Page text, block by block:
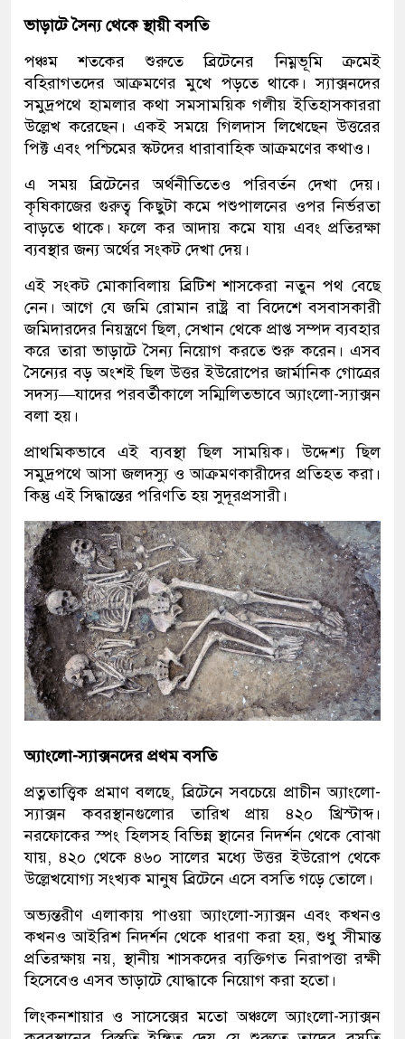
ভাড়াটে সৈন্য থেকে স্থায়ী বসতি
পঞ্চম শতকের শুরুতে ব্রিটেনের নিম্নভূমি ক্রমেই
বহিরাগতদের আক্রমণের মুখে পড়তে থাকে। স্যাক্সনদের
সমুদ্রপথে হামলার কথা সমসাময়িক গলীয় ইতিহাসকাররা
উল্লেখ করেছেন। একই সময়ে গিলদাস লিখেছেন উত্তরের
পিক্ট এবং পশ্চিমের স্কটদের ধারাবাহিক আক্রমণের কথাও।
এ সময় ব্রিটেনের অর্থনীতিতেও পরিবর্তন দেখা দেয়।
কৃষিকাজের গুরুত্ব কিছুটা কমে পশুপালনের ওপর নির্ভরতা
বাড়তে থাকে। ফলে কর আদায় কমে যায় এবং প্রতিরক্ষা
ব্যবস্থার জন্য অর্থের সংকট দেখা দেয়।
এই সংকট মোকাবিলায় ব্রিটিশ শাসকেরা নতুন পথ বেছে
নেন। আগে যে জমি রোমান রাষ্ট্র বা বিদেশে বসবাসকারী
জমিদারদের নিয়ন্ত্রণে ছিল, সেখান থেকে প্রাপ্ত সম্পদ ব্যবহার
করে তারা ভাড়াটে সৈন্য নিয়োগ করতে শুরু করেন। এসব
সৈন্যের বড় অংশই ছিল উত্তর ইউরোপের জার্মানিক গোত্রের
সদস্য—যাদের পরবর্তীকালে সম্মিলিতভাবে অ্যাংলো-স্যাক্সন
বলা হয়।
প্রাথমিকভাবে এই ব্যবস্থা ছিল সাময়িক। উদ্দেশ্য ছিল
সমুদ্রপথে আসা জলদস্যু ও আক্রমণকারীদের প্রতিহত করা।
কিন্তু এই সিদ্ধান্তের পরিণতি হয় সুদূরপ্রসারী।
অ্যাংলো-স্যাক্সনদের প্রথম বসতি
প্রত্নতাত্ত্বিক প্রমাণ বলছে, ব্রিটেনে সবচেয়ে প্রাচীন অ্যাংলো-
স্যাক্সন কবরস্থানগুলোর তারিখ প্রায় ৪২০ খ্রিস্টাব্দ।
নরফোকের স্পং হিলসহ বিভিন্ন স্থানের নিদর্শন থেকে বোঝা
যায়, ৪২০ থেকে ৪৬০ সালের মধ্যে উত্তর ইউরোপ থেকে
উল্লেখযোগ্য সংখ্যক মানুষ ব্রিটেনে এসে বসতি গড়ে তোলে।
অভ্যন্তরীণ এলাকায় পাওয়া অ্যাংলো-স্যাক্সন এবং কখনও
কখনও আইরিশ নিদর্শন থেকে ধারণা করা হয়, শুধু সীমান্ত
প্রতিরক্ষায় নয়, স্থানীয় শাসকদের ব্যক্তিগত নিরাপত্তা রক্ষী
হিসেবেও এসব ভাড়াটে যোদ্ধাকে নিয়োগ করা হতো।
লিংকনশায়ার ও সাসেক্সের মতো অঞ্চলে অ্যাংলো-স্যাক্সন